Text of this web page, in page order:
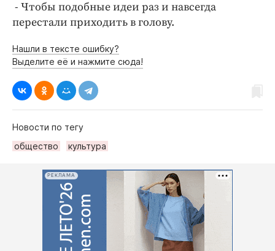
- Чтобы подобные идеи раз и навсегда
перестали приходить в голову.
Нашли в тексте ошибку?
Выделите её и нажмите сюда!
Новости по тегу
общество
культура
РЕКЛАМА